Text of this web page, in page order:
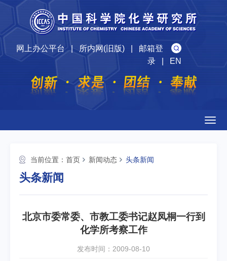
网上办公平台|所内网(旧版)| 邮箱登
录| EN
当前位置： 首页 新闻动态 头条新闻
头条新闻
北京市委常委、市教工委书记赵凤桐一行到
化学所考察工作
发布时间：2009-08-10